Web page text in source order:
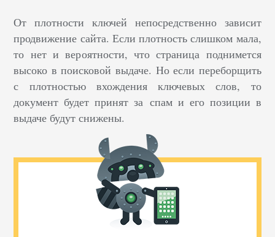
От плотности ключей непосредственно зависит
продвижение сайта. Если плотность слишком мала,
то нет и вероятности, что страница поднимется
высоко в поисковой выдаче. Но если переборщить
с плотностью вхождения ключевых слов, то
документ будет принят за спам и его позиции в
выдаче будут снижены.